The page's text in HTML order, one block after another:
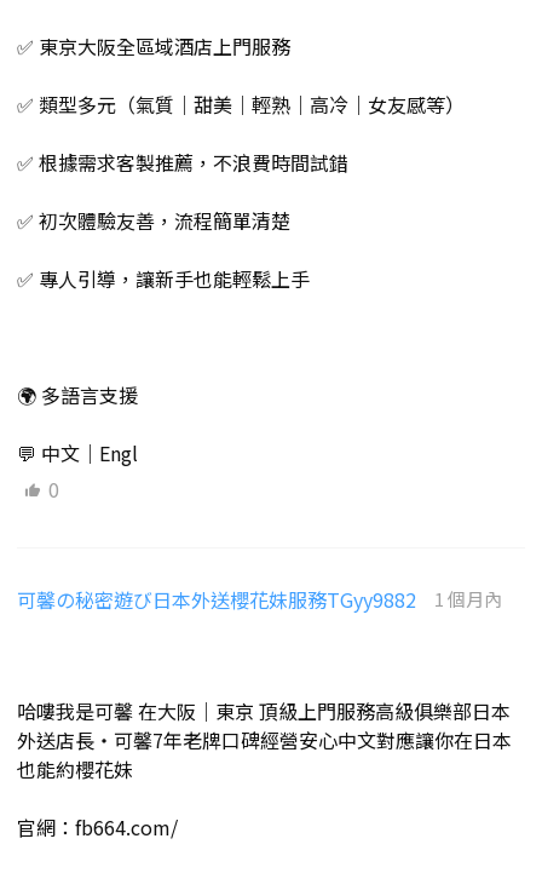
✅ 東京大阪全區域酒店上門服務
✅ 類型多元（氣質｜甜美｜輕熟｜高冷｜女友感等）
✅ 根據需求客製推薦，不浪費時間試錯
✅ 初次體驗友善，流程簡單清楚
✅ 專人引導，讓新手也能輕鬆上手
🌍 多語言支援
💬 中文｜Engl
0
可馨の秘密遊び日本外送櫻花妹服務TGyy9882 1 個月內
哈嘍我是可馨 在大阪｜東京 頂級上門服務高級俱樂部日本
外送店長・可馨7年老牌口碑經營安心中文對應讓你在日本
也能約櫻花妹
官網：fb664.com/